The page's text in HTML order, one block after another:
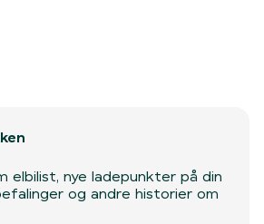
elbilist, nye ladepunkter på din
og andre historier om